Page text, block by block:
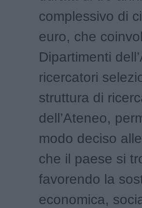
complessivo di
euro, che
Dipartimenti
ricercatori
struttura di
dell’Ateneo,
modo deciso
che il paese si
favorendo la
economica,